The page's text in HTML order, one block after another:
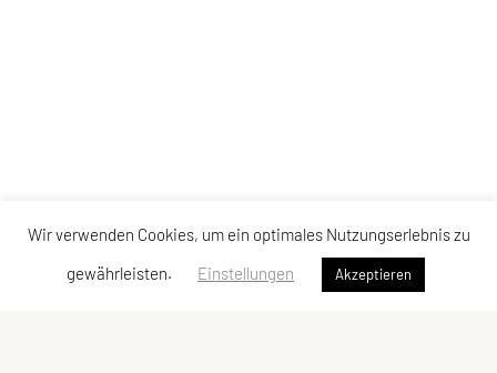
Wir verwenden Cookies, um ein optimales Nutzungserlebnis zu
gewährleisten.
Einstellungen Akzeptieren